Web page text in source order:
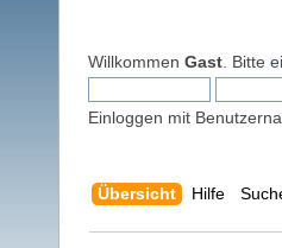
Willkommen Gast . Bitte
Einloggen mit
Übersicht Hilfe